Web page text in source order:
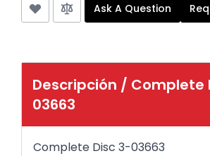
Ask A Question
Descripción / Complete
03663
Complete Disc 3-03663